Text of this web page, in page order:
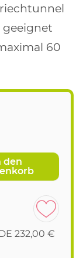
geeignet
60
den
232,00 €